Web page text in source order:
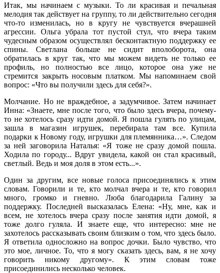
Итак, мы начинаем с музыки. То ли красивая и печальная
мелодия так действует на группу, то ли действительно сегодня
что-то изменилась, но в кругу не чувствуется вчерашней
агрессии. Ольга убрала тот пустой стул, что вчера таким
чудесным образом осуществлял бесконтактную поддержку ее
спины. Светлана больше не сидит вполоборота, она
обратилась в круг так, что мы можем видеть не только ее
профиль, но полностью все лицо, которое она уже не
стремится закрыть носовым платком. Мы напоминаем свой
вопрос: «Что вы получили здесь для себя?».
Молчание. Но не враждебное, а задумчивое. Затем начинает
Инна: «Знаете, мне после того, что было здесь вчера, почему-
то не хотелось сразу идти домой. Я пошла гулять по улицам,
зашла в магазин игрушек, перебирала там все. Купила
подарки к Новому году, игрушки для племянника…». Следом
за ней заговорила Наталья: «Я тоже не сразу домой пошла.
Ходила по городу... Вдруг увидела, какой он стал красивый,
светлый. Ведь и моя доля в этом есть...».
Один за другим, все новые голоса присоединялись к этим
словам. Говорили и те, кто молчал вчера и те, кто говорил
много, громко и гневно. Люба благодарила Галину за
поддержку. Последней высказалась Елена: «Ну, мне, как и
всем, не хотелось вчера сразу после занятия идти домой, я
тоже долго гуляла. И знаете еще, что интересно: мне не
захотелось рассказывать своим близким о том, что здесь было.
Я ответила односложно на вопрос дочки. Было чувство, что
это мое, личное. То, что я могу сказать здесь, вам, я не хочу
говорить никому другому». К этим словам тоже
присоединились несколько человек.